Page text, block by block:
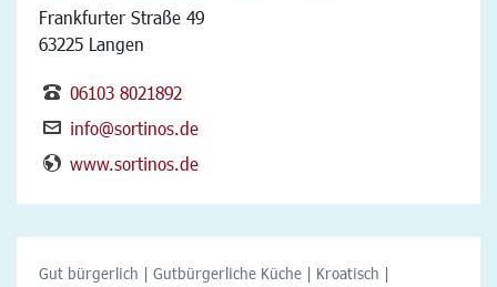
Frankfurter Straße 49
63225 Langen
06103 8021892
info@sortinos.de
www.sortinos.de
Gut bürgerlich | Gutbürgerliche Küche | Kroatisch |